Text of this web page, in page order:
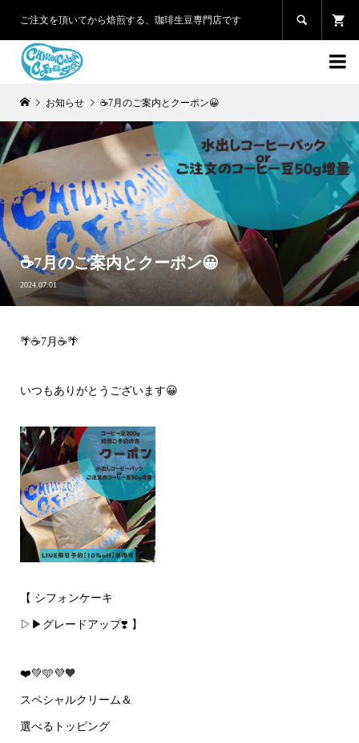
ご注文を頂いてから焙煎する、珈琲生豆専門店です 

お知らせ ☕️7月のご案内とクーポン😀
☕️7月のご案内とクーポン😀
2024.07.01
🌴☕️7月☕️🌴
いつもありがとうございます😀
【 シフォンケーキ
▷▶グレードアップ❣️ 】
❤️💚🩵💜🧡
スペシャルクリーム＆
選べるトッピング